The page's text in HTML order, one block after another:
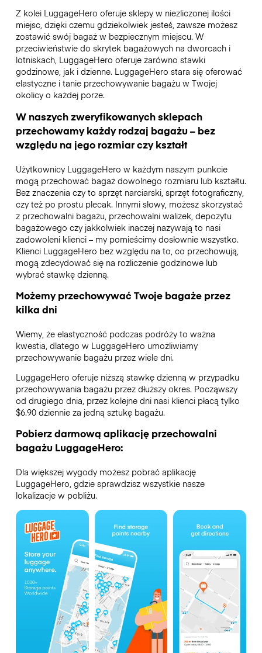
Z kolei LuggageHero oferuje sklepy w niezliczonej ilości
miejsc, dzięki czemu gdziekolwiek jesteś, zawsze możesz
zostawić swój bagaż w bezpiecznym miejscu. W
przeciwieństwie do skrytek bagażowych na dworcach i
lotniskach, LuggageHero oferuje zarówno stawki
godzinowe, jak i dzienne. LuggageHero stara się oferować
elastyczne i tanie przechowywanie bagażu w Twojej
okolicy o każdej porze.
W naszych zweryfikowanych sklepach
przechowamy każdy rodzaj bagażu – bez
względu na jego rozmiar czy kształt
Użytkownicy LuggageHero w każdym naszym punkcie
mogą przechować bagaż dowolnego rozmiaru lub kształtu.
Bez znaczenia czy to sprzęt narciarski, sprzęt fotograficzny,
czy też po prostu plecak. Innymi słowy, możesz skorzystać
z przechowalni bagażu, przechowalni walizek, depozytu
bagażowego czy jakkolwiek inaczej nazywają to nasi
zadowoleni klienci – my pomieścimy dosłownie wszystko.
Klienci LuggageHero bez względu na to, co przechowują,
mogą zdecydować się na rozliczenie godzinowe lub
wybrać stawkę dzienną.
Możemy przechowywać Twoje bagaże przez
kilka dni
Wiemy, że elastyczność podczas podróży to ważna
kwestia, dlatego w LuggageHero umożliwiamy
przechowywanie bagażu przez wiele dni.
LuggageHero oferuje niższą stawkę dzienną w przypadku
przechowywania bagażu przez dłuższy okres. Począwszy
od drugiego dnia, przez kolejne dni nasi klienci płacą tylko
$6.90 dziennie za jedną sztukę bagażu.
Pobierz darmową aplikację przechowalni
bagażu LuggageHero:
Dla większej wygody możesz pobrać aplikację
LuggageHero, gdzie sprawdzisz wszystkie nasze
lokalizacje w pobliżu.